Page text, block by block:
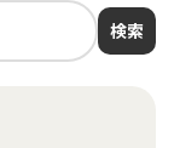
検索